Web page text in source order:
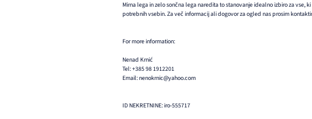
Mirna lega in zelo sončna lega naredita to stanovanje idealno izbiro za vse,
potrebnih vsebin. Za več informacij ali dogovor za ogled nas prosim
For more information:
Nenad Krnić
Tel: +385 98 1912201
Email: nenokrnic@yahoo.com
ID NEKRETNINE: iro-555717